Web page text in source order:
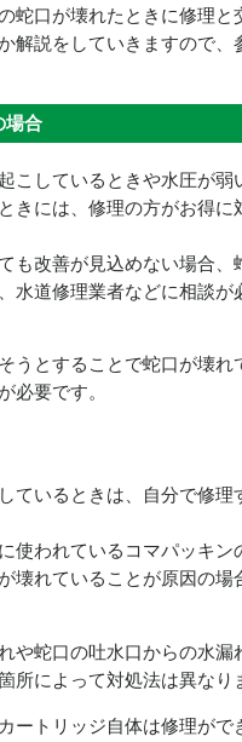
蛇口が壊れたときに修理と
解説をしていきますので、
場合
こしているときや水圧が弱
きには、修理の方がお得に
も改善が見込めない場合、
水道修理業者などに相談が
うとすることで蛇口が壊れ
必要です。
ているときは、自分で修理
使われているコマパッキン
壊れていることが原因の場
や蛇口の吐水口からの水漏
所によって対処法は異なり
ートリッジ自体は修理がで